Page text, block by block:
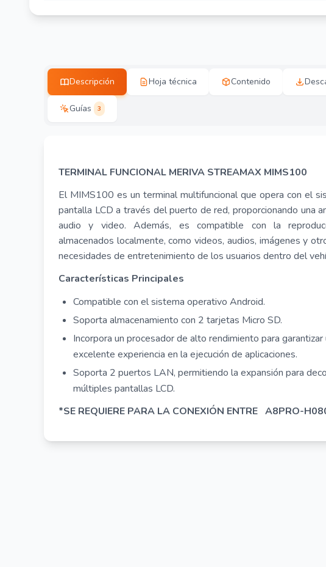
Descripción Hoja técnica Contenido
Guías 3
TERMINAL FUNCIONAL MERIVA STREAMAX MIMS100
El MIMS100 es un terminal multifuncional que opera con el
pantalla LCD a través del puerto de red, proporcionando una
audio y video. Además, es compatible con la
almacenados localmente, como videos, audios, imágenes y
necesidades de entretenimiento de los usuarios dentro del
Características Principales
Compatible con el sistema operativo Android.
Soporta almacenamiento con 2 tarjetas Micro SD.
Incorpora un procesador de alto rendimiento para
excelente experiencia en la ejecución de aplicaciones.
Soporta 2 puertos LAN, permitiendo la expansión para
múltiples pantallas LCD.
*SE REQUIERE PARA LA CONEXIÓN ENTRE A8PRO-